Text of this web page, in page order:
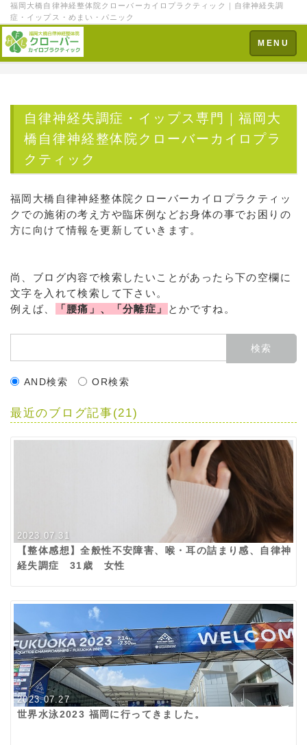
福岡大橋自律神経整体院クローバーカイロプラクティック｜自律神経失調
症・イップス・めまい・パニック
Toggle
navigation
MENU
自律神経失調症・イップス専門｜福岡大
橋自律神経整体院クローバーカイロプラ
クティック
福岡大橋自律神経整体院クローバーカイロプラクティッ
クでの施術の考え方や臨床例などお身体の事でお困りの
方に向けて情報を更新していきます。
尚、ブログ内容で検索したいことがあったら下の空欄に
文字を入れて検索して下さい。
例えば、
「腰痛」、「分離症」 とかですね。
AND検索 OR検索
最近のブログ記事(21)
2023.07.31
【整体感想】全般性不安障害、喉・耳の詰まり感、自律神
経失調症 31歳 女性
2023.07.27
世界水泳2023 福岡に行ってきました。